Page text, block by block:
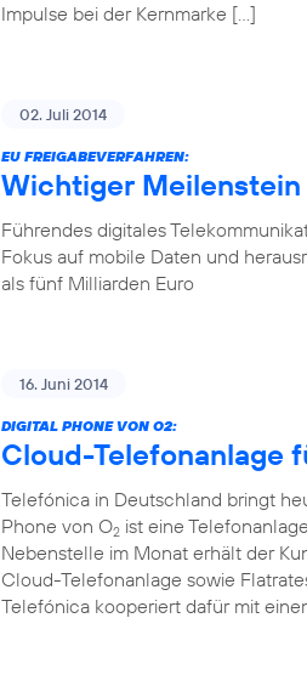
Impulse bei der Kernmarke […]
02. Juli 2014
EU FREIGABEVERFAHREN:
Wichtiger
Führendes digitales
Fokus auf mobile Daten und
als fünf Milliarden Euro
16. Juni 2014
DIGITAL PHONE VON O2:
Cloud-Telefonanlage
Telefónica in Deutschland bringt
Phone von O2 ist eine
Nebenstelle im Monat erhält der
Cloud-Telefonanlage sowie
Telefónica kooperiert dafür mit